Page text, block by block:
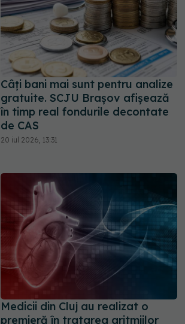
Câți bani mai sunt pentru analize
gratuite. SCJU Brașov afișează
în timp real fondurile decontate
de CAS
20 iul 2026, 13:31
Medicii din Cluj au realizat o
premieră în tratarea aritmiilor